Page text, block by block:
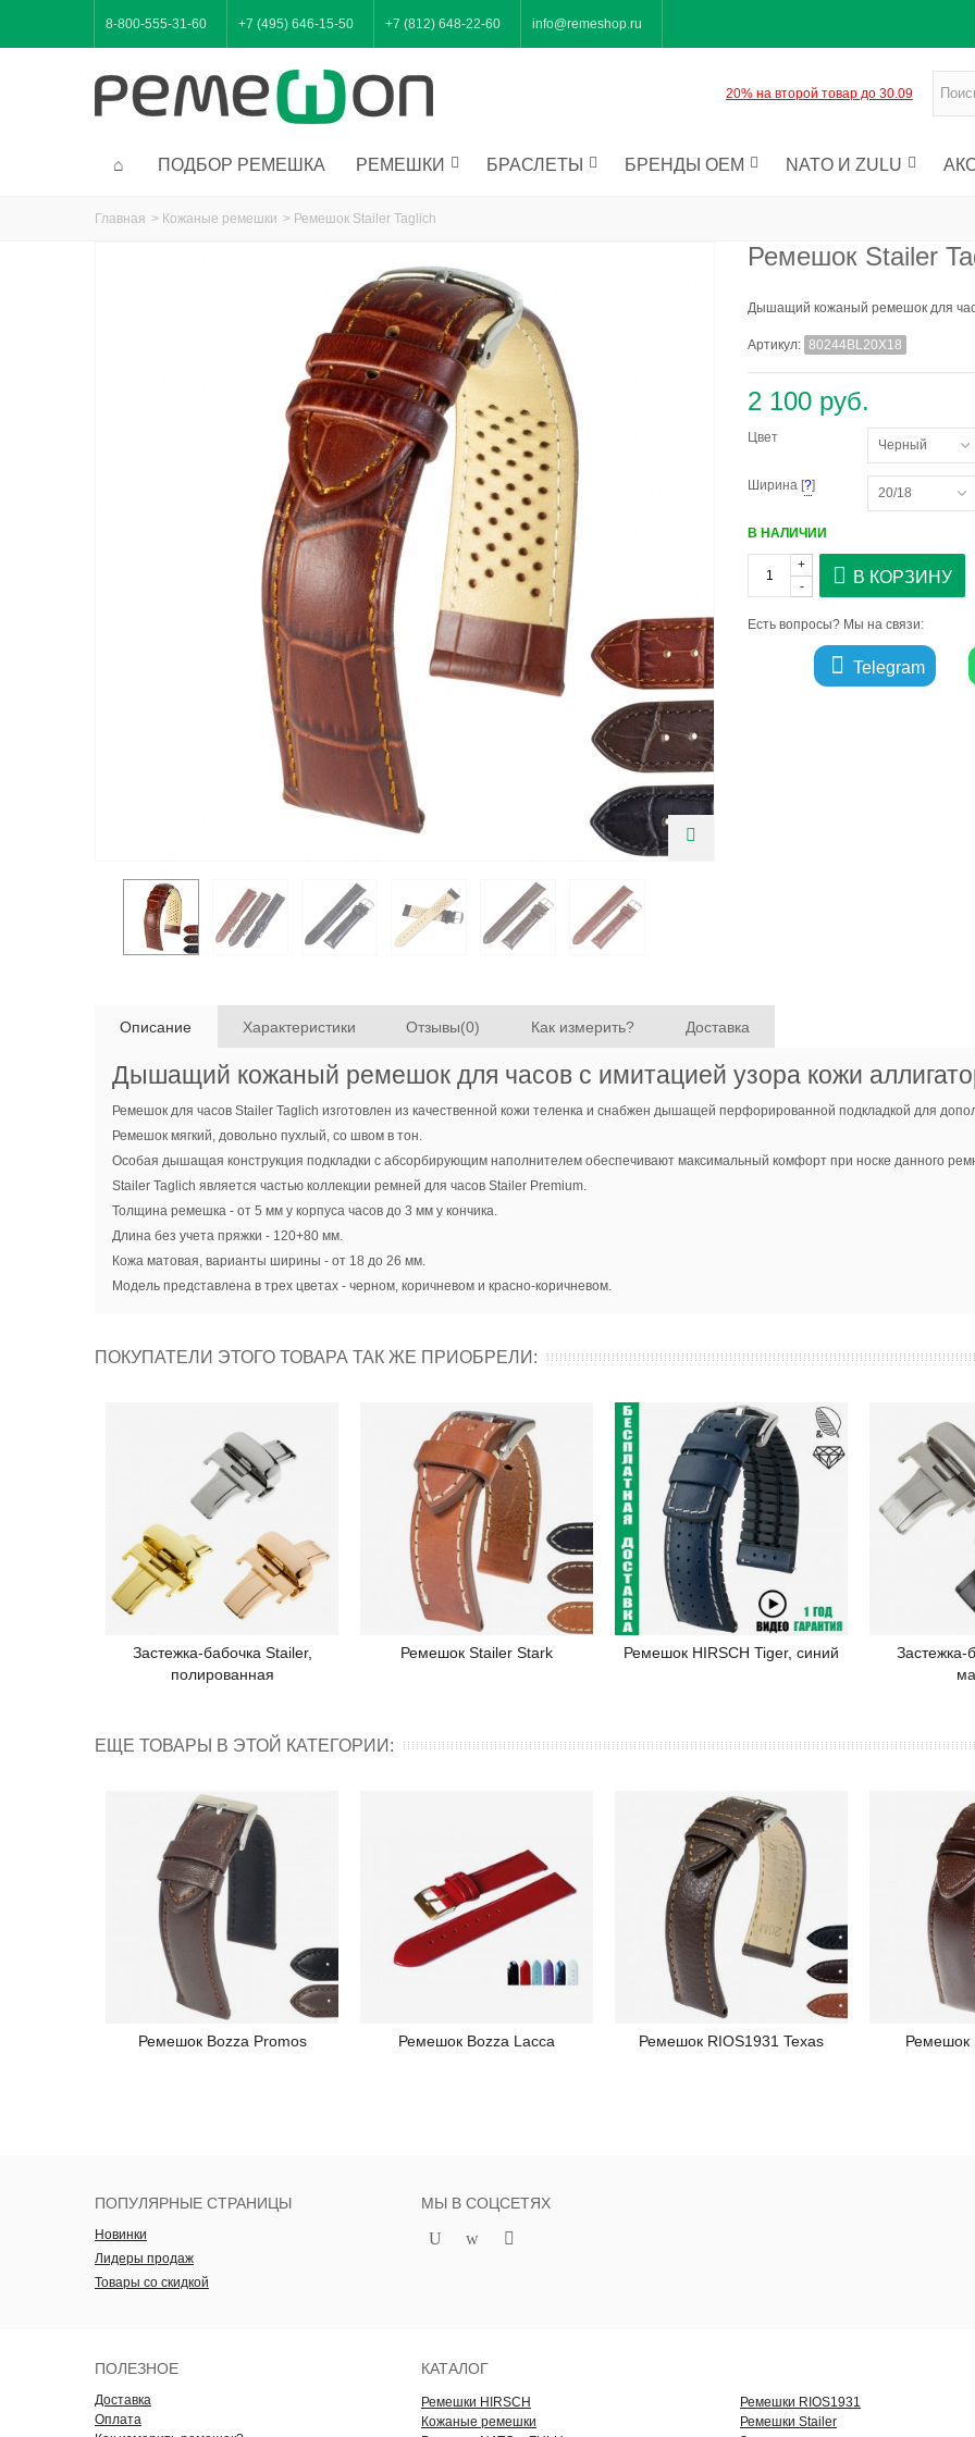
8-800-555-31-60 +7 (495) 646-15-50 +7 (812) 648-22-60 info@remeshop.ru
20% на второй товар до 30.09
ПОДБОР РЕМЕШКА РЕМЕШКИ БРАСЛЕТЫ БРЕНДЫ OEM NATO И ZULU
Главная > Кожаные ремешки > Ремешок Stailer Taglich
Ремешок Stailer
Дышащий кожаный ремешок для
Артикул: 80244BL20X18
2 100 руб.
Цвет Черный
Ширина [?] 20/18
В НАЛИЧИИ
-
+
В КОРЗИНУ
Есть вопросы? Мы на связи:
Telegram
Описание Характеристики Отзывы(0) Как измерить? Доставка
Дышащий кожаный ремешок для часов с имитацией узора кожи
Ремешок для часов Stailer Taglich изготовлен из качественной кожи теленка и снабжен дышащей перфорированной подкладкой для
Ремешок мягкий, довольно пухлый, со швом в тон.
Особая дышащая конструкция подкладки с абсорбирующим наполнителем обеспечивают максимальный комфорт при носке данного
Stailer Taglich является частью коллекции ремней для часов Stailer Premium.
Толщина ремешка - от 5 мм у корпуса часов до 3 мм у кончика.
Длина без учета пряжки - 120+80 мм.
Кожа матовая, варианты ширины - от 18 до 26 мм.
Модель представлена в трех цветах - черном, коричневом и красно-коричневом.
ПОКУПАТЕЛИ ЭТОГО ТОВАРА ТАК ЖЕ ПРИОБРЕЛИ:
Подробнее
Застежка-бабочка Stailer,
полированная
Подробнее
Ремешок Stailer Stark Подробнее
Ремешок HIRSCH Tiger, синий
Застежка-
ЕЩЕ ТОВАРЫ В ЭТОЙ КАТЕГОРИИ:
Подробнее
Ремешок Bozza Promos Подробнее
Ремешок Bozza Lacca Подробнее
Ремешок RIOS1931 Texas Ремешок
ПОПУЛЯРНЫЕ СТРАНИЦЫ
Новинки
Лидеры продаж
Товары со скидкой
МЫ В СОЦСЕТЯХ
ПОЛЕЗНОЕ
Доставка
Оплата
КАТАЛОГ
Ремешки HIRSCH
Кожаные ремешки
Ремешки RIOS1931
Ремешки Stailer